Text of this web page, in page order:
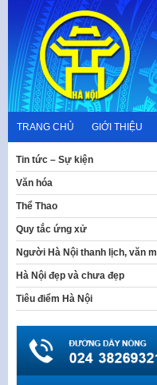
content
TRANG CHỦ GIỚI THIỆU
Tin tức – Sự kiện
Văn hóa
Thể Thao
Quy tắc ứng xử
Người Hà Nội thanh lịch, văn
Hà Nội đẹp và chưa đẹp
Tiêu điểm Hà Nội